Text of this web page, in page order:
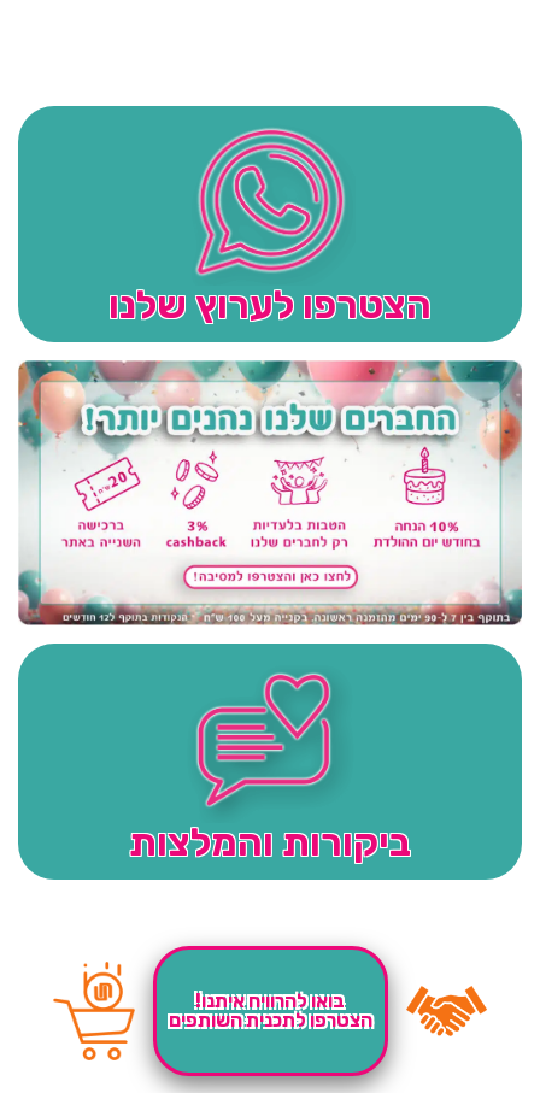
הצטרפו לערוץ שלנו
ביקורות והמלצות
בואו להרוויח איתנו!
הצטרפו לתכנית השותפים